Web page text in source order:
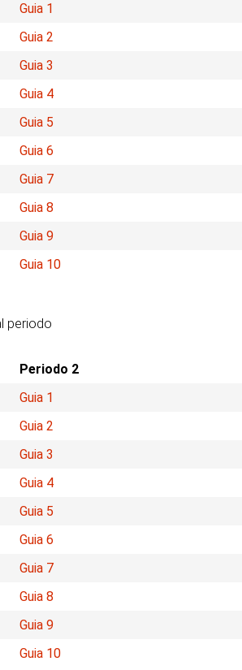
Guia 1
Guia 2
Guia 3
Guia 4
Guia 5
Guia 6
Guia 7
Guia 8
Guia 9
Guia 10
periodo
Periodo 2
Guia 1
Guia 2
Guia 3
Guia 4
Guia 5
Guia 6
Guia 7
Guia 8
Guia 9
Guia 10